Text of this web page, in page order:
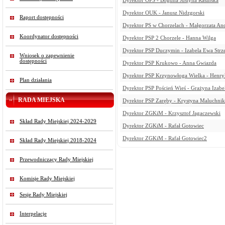
Raport dostępności
Koordynator dostępności
Wniosek o zapewnienie
dostępności
Plan działania
RADA MIEJSKA
Skład Rady Miejskiej 2024-2029
Skład Rady Miejskiej 2018-2024
Przewodniczący Rady Miejskiej
Komisje Rady Miejskiej
Sesje Rady Miejskiej
Interpelacje
Dyrektor OUK - Janusz Nidzgorski
Dyrektor PS w Chorzelach - Małgorzata
Dyrektor PSP 2 Chorzele - Hanna Wilga
Dyrektor PSP Duczymin - Izabela Ewa
Dyrektor PSP Krukowo - Anna Gwiazda
Dyrektor PSP Krzynowłoga Wielka -
Dyrektor PSP Poścień Wieś - Grażyna
Dyrektor PSP Zaręby - Krystyna Maluchnik
Dyrektor ZGKiM - Krzysztof Jagaczewski
Dyrektor ZGKiM - Rafał Gotowiec
Dyrektor ZGKiM - Rafał Gotowiec2